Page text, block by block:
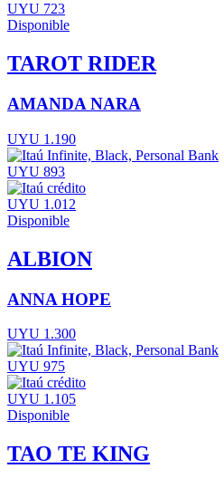
UYU 723
Disponible
TAROT RIDER
AMANDA NARA
UYU 1.190
UYU 893
UYU 1.012
Disponible
ALBION
ANNA HOPE
UYU 1.300
UYU 975
UYU 1.105
Disponible
TAO TE KING